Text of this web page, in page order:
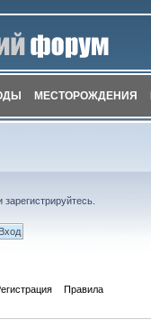
МЕСТОРОЖДЕНИЯ
зарегистрируйтесь
Правила